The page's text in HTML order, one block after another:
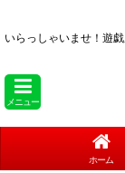
いらっしゃいませ！ 遊
メニュー
ホーム